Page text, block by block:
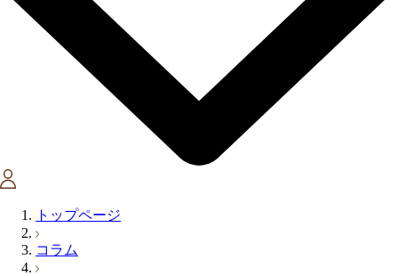
トップページ
コラム